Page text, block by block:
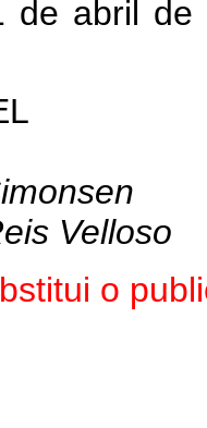
de abril de
Velloso
o